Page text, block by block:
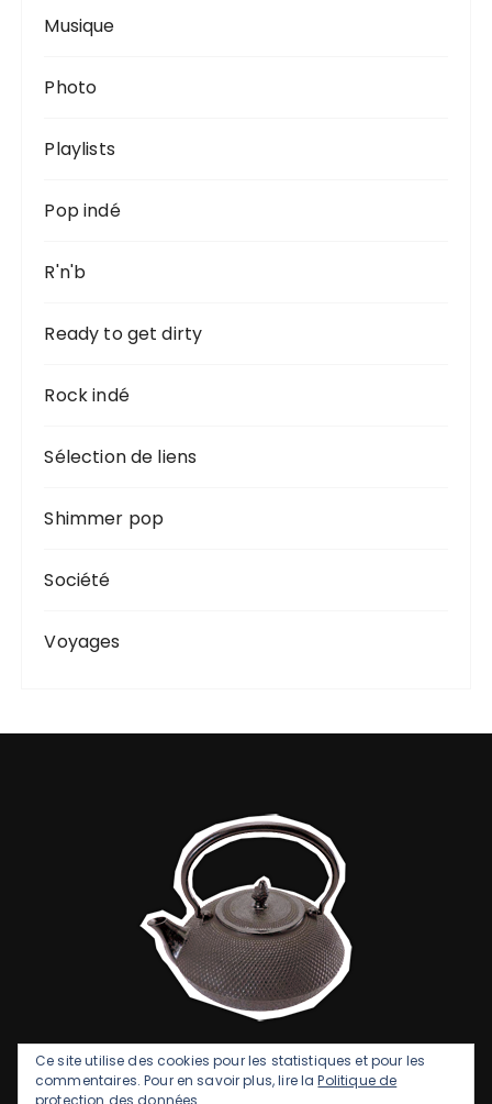
Musique
Photo
Playlists
Pop indé
R'n'b
Ready to get dirty
Rock indé
Sélection de liens
Shimmer pop
Société
Voyages
Ce site utilise des cookies pour les statistiques et pour les
commentaires. Pour en savoir plus, lire laPolitique de
protection des données